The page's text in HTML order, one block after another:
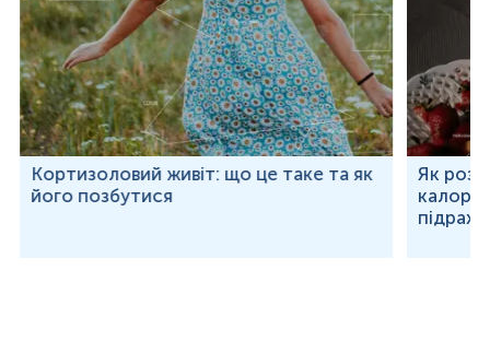
Кортизоловий живіт: що це таке та як
його позбутися
Як